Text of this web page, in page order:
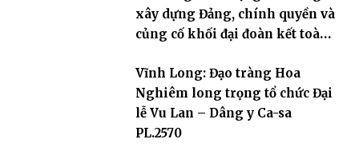
xây dựng Đảng, chính quyền và
củng cố khối đại đoàn kết toàn
Vĩnh Long: Đạo tràng Hoa
Nghiêm long trọng tổ chức Đại
lễ Vu Lan – Dâng y Ca-sa
PL.2570